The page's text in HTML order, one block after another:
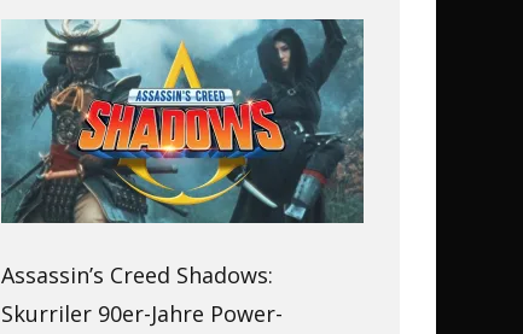
Assassin’s Creed Shadows:
Skurriler 90er-Jahre Power-